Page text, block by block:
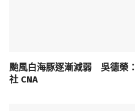
颱風白海豚逐漸減弱 吳德榮
社 CNA